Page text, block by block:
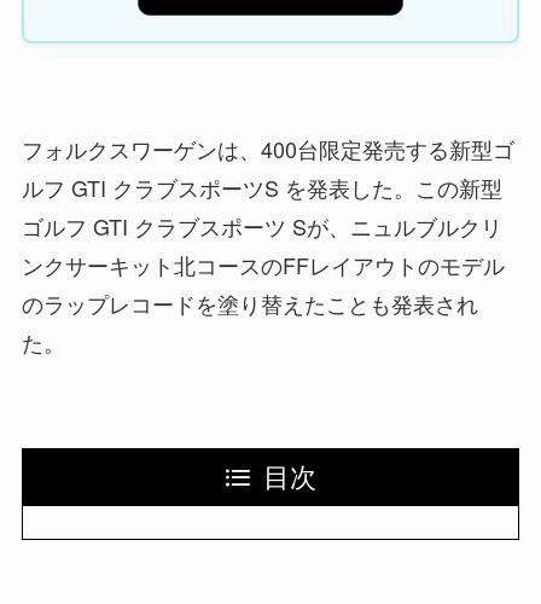
フォルクスワーゲンは、400台限定発売する新型ゴ
ルフ GTI クラブスポーツS を発表した。この新型
ゴルフ GTI クラブスポーツ Sが、ニュルブルクリ
ンクサーキット北コースのFFレイアウトのモデル
のラップレコードを塗り替えたことも発表され
た。
目次